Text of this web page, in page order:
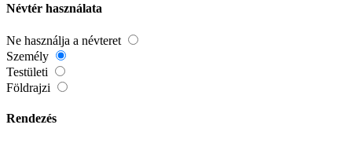
Névtér használata
Ne használja a névteret
Személy
Testületi
Földrajzi
Rendezés